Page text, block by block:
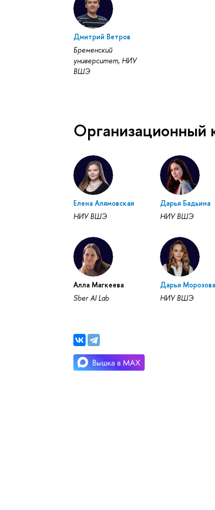
Дмитрий Ветров
Бременский
университет, НИУ
ВШЭ
Организационный
Елена Алямовская
НИУ ВШЭ
Дарья Бадьина
НИУ ВШЭ
Алла Магкеева
Sber AI Lab
Дарья Морозова
НИУ ВШЭ